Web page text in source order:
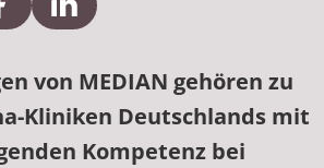
zu Instagram
zu YouTube
Verlinkung zu Facebook
Externe Verlinkung zu
von MEDIAN gehören zu
Kliniken Deutschlands mit
Kompetenz bei